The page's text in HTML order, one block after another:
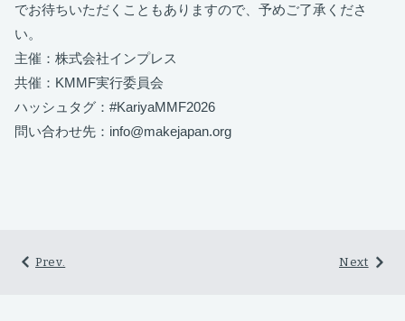
でお待ちいただくこともありますので、予めご了承くださ
い。
主催：株式会社インプレス
共催：KMMF実行委員会
ハッシュタグ：#KariyaMMF2026
問い合わせ先：info@makejapan.org
Next
Prev.